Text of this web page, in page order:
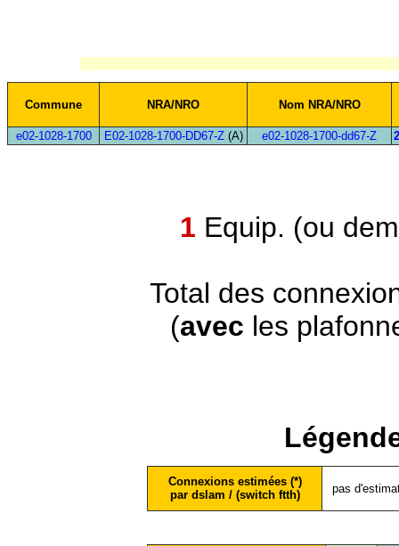
Commune NRA/NRO Nom NRA/NRO
e02-1028-1700 E02-1028-1700-DD67-Z(A) e02-1028-1700-dd67-Z
1 Equip. (ou
Total des
(avec les
Connexions estimées (*)
par dslam / (switch ftth)
pas